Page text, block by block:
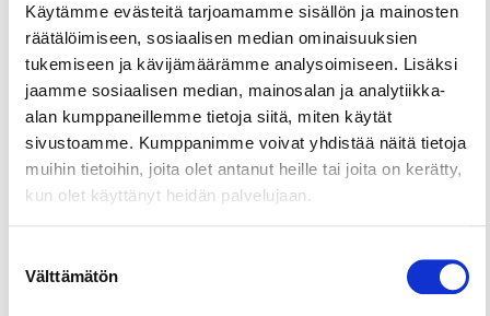
Käytämme evästeitä tarjoamamme sisällön ja mainosten
räätälöimiseen, sosiaalisen median ominaisuuksien
tukemiseen ja kävijämäärämme analysoimiseen. Lisäksi
jaamme sosiaalisen median, mainosalan ja analytiikka-
alan kumppaneillemme tietoja siitä, miten käytät
sivustoamme. Kumppanimme voivat yhdistää näitä tietoja
muihin tietoihin, joita olet antanut heille tai joita on kerätty,
kun olet käyttänyt heidän palvelujaan.
valinta
Välttämätön
Kohteet ja aktiviteetit
Visavuori – Emil Wikströmin ateljeekoti
Kohteet ja aktiviteetit